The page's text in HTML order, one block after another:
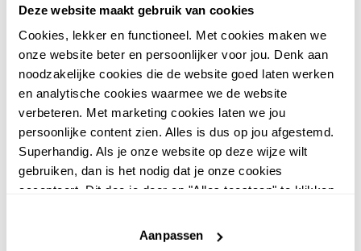
Deze website maakt gebruik van cookies
Cookies, lekker en functioneel. Met cookies maken we
onze website beter en persoonlijker voor jou. Denk aan
noodzakelijke cookies die de website goed laten werken
en analytische cookies waarmee we de website
verbeteren. Met marketing cookies laten we jou
persoonlijke content zien. Alles is dus op jou afgestemd.
Superhandig. Als je onze website op deze wijze wilt
gebruiken, dan is het nodig dat je onze cookies
accepteert. Dit doe je door op "Alles toestaan" te klikken.
website niet optimaal functioneert.
Aanpassen